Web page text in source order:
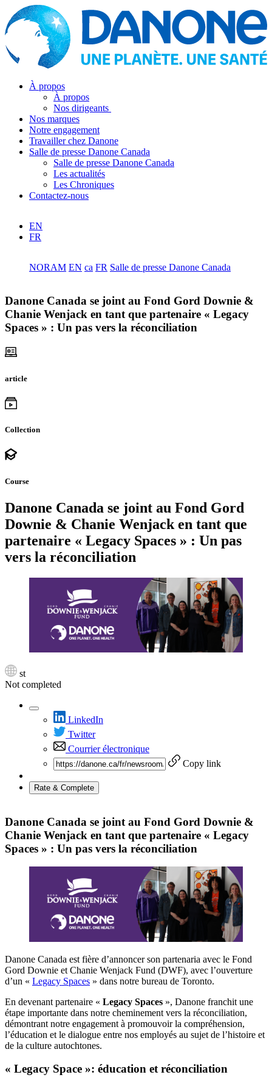
À propos
À propos
Nos dirigeants
Nos marques
Notre engagement
Travailler chez Danone
Salle de presse Danone Canada
Salle de presse Danone Canada
Les actualités
Les Chroniques
Contactez-nous
EN
FR
NORAM EN ca FR Salle de presse Danone Canada
Danone Canada se joint au Fond Gord Downie &
Chanie Wenjack en tant que partenaire « Legacy
Spaces » : Un pas vers la réconciliation
article
Collection
Course
Danone Canada se joint au Fond Gord
Downie & Chanie Wenjack en tant que
partenaire « Legacy Spaces » : Un pas
vers la réconciliation
st
Not completed
LinkedIn
Twitter
Courrier électronique
Copy link
Rate & Complete
Danone Canada se joint au Fond Gord Downie &
Chanie Wenjack en tant que partenaire « Legacy
Spaces » : Un pas vers la réconciliation
Danone Canada est fière d’annoncer son partenaria avec le Fond
Gord Downie et Chanie Wenjack Fund (DWF), avec l’ouverture
d’un « Legacy Spaces » dans notre bureau de Toronto.
En devenant partenaire « Legacy Spaces », Danone franchit une
étape importante dans notre cheminement vers la réconciliation,
démontrant notre engagement à promouvoirla compréhension,
l’éducation et le dialogue entre nos employés au sujet de l’histoire et
de la culture autochtones.
« Legacy Space »: éducation etréconciliation